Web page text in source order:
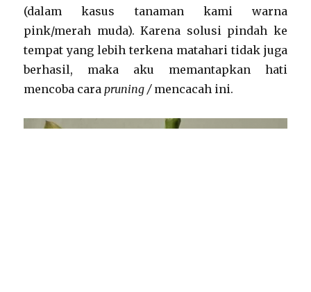
(dalam kasus tanaman kami warna
pink/merah muda). Karena solusi pindah ke
tempat yang lebih terkena matahari tidak juga
berhasil, maka aku memantapkan hati
mencoba carapruning / mencacah ini.